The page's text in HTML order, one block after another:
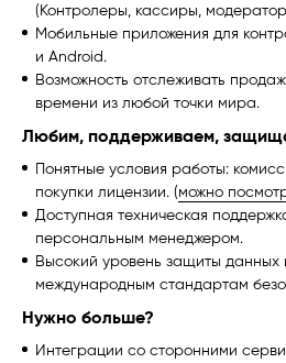
(Контролеры, кассиры,
Мобильные приложения для
и Android.
Возможность отслеживать
времени из любой точки мира.
Любим, поддерживаем,
Понятные условия работы:
покупки лицензии. (можно
Доступная техническая
персональным менеджером.
Высокий уровень защиты данных
международным стандартам
Нужно больше?
Интеграции со сторонними